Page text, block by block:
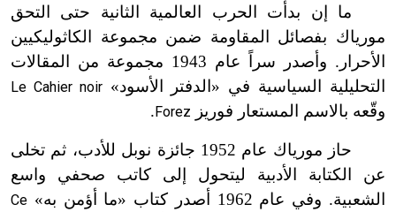
ما إن بدأت الحرب العالمية الثانية حتى التحق
مورياك بفصائل المقاومة ضمن مجموعة الكاثوليكيين
الأحرار. وأصدر سراً عام 1943 مجموعة من المقالات
التحليلية السياسية في «الدفتر الأسود»Le Cahier noir
وقّعه بالاسم المستعار فوريز Forez
.
حاز مورياك عام 1952 جائزة نوبل للأدب، ثم تخلى
عن الكتابة الأدبية ليتحول إلى كاتب صحفي واسع
الشعبية. وفي عام 1962 أصدر كتاب «ما أؤمن به»
Ce